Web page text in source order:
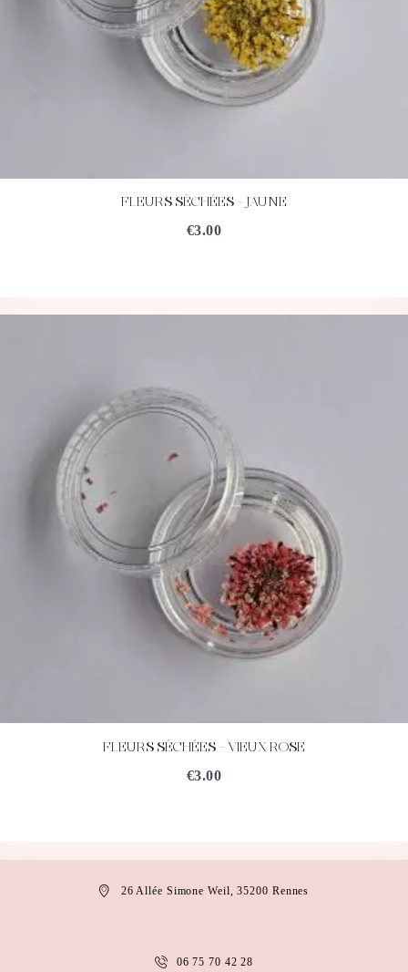
ACHETEZFLEURS SÉCHÉES – JAUNE
€3.00
ACHETEZ DÉTAILS
FLEURS SÉCHÉES – VIEUX ROSE
€3.00
26 Allée Simone Weil, 35200 Rennes
06 75 70 42 28